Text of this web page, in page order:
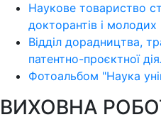
Наукове товариство
докторантів і молодих
Відділ дорадництва,
патентно-проєктної
Фотоальбом "Наука
ВИХОВНА